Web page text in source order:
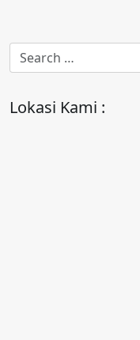
Lokasi Kami :